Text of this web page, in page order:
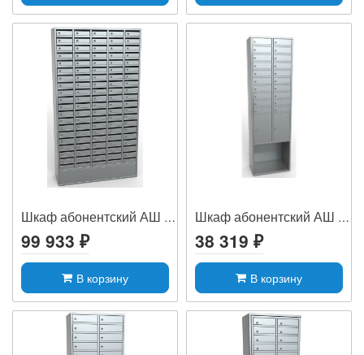
Шкаф абонентский АШ 100Щ
99 933 ₽
В корзину
Шкаф абонентский АШ 20
38 319 ₽
В корзину